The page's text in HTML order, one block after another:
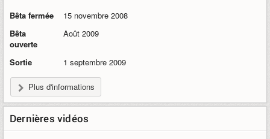
Bêta fermée
15 novembre 2008
Bêta
ouverte
Août 2009
Sortie 1 septembre 2009
Plus d'informations
Dernières vidéos